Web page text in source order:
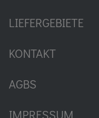
LIEFERGEBIETE
KONTAKT
AGBS
IMPRESSUM